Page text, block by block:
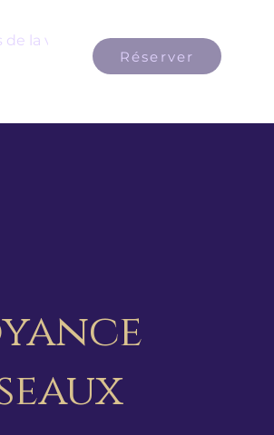
de la voyance Voyance à Lyon France
Réserver